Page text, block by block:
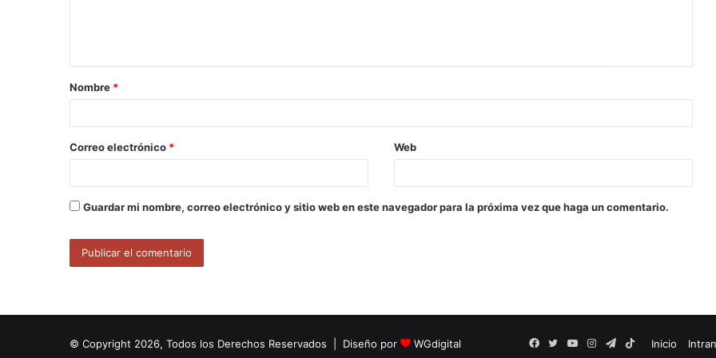
a
r
*
Nombre *
Correo electrónico * Web
Guardar mi nombre, correo electrónico y sitio web en este navegador para la próxima vez que haga un comentario.
© Copyright 2026, Todos los Derechos Reservados | Diseño por WGdigital Inicio
Facebook
TwitterYouTubeInstagramTelegram
TikTok